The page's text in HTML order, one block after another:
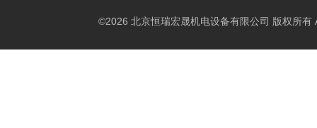
©2026 北京恒瑞宏晟机电设备有限公司 版权所有